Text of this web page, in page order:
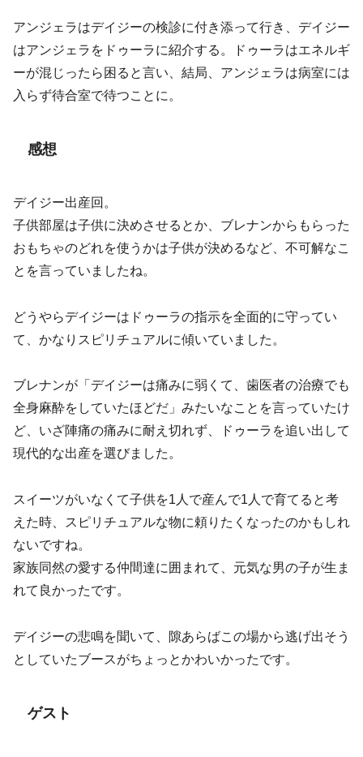
アンジェラはデイジーの検診に付き添って行き、デイジー
はアンジェラをドゥーラに紹介する。ドゥーラはエネルギ
ーが混じったら困ると言い、結局、アンジェラは病室には
入らず待合室で待つことに。
感想
デイジー出産回。
子供部屋は子供に決めさせるとか、ブレナンからもらった
おもちゃのどれを使うかは子供が決めるなど、不可解なこ
とを言っていましたね。
どうやらデイジーはドゥーラの指示を全面的に守ってい
て、かなりスピリチュアルに傾いていました。
ブレナンが「デイジーは痛みに弱くて、歯医者の治療でも
全身麻酔をしていたほどだ」みたいなことを言っていたけ
ど、いざ陣痛の痛みに耐え切れず、ドゥーラを追い出して
現代的な出産を選びました。
スイーツがいなくて子供を1人で産んで1人で育てると考
えた時、スピリチュアルな物に頼りたくなったのかもしれ
ないですね。
家族同然の愛する仲間達に囲まれて、元気な男の子が生ま
れて良かったです。
デイジーの悲鳴を聞いて、隙あらばこの場から逃げ出そう
としていたブースがちょっとかわいかったです。
ゲスト